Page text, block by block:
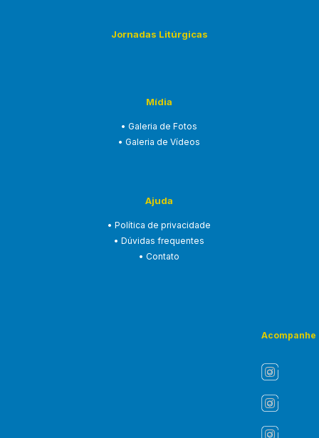
Jornadas Litúrgicas
Mídia
• Galeria de Fotos
• Galeria de Vídeos
Ajuda
• Política de privacidade
• Dúvidas frequentes
• Contato
Acompanhe